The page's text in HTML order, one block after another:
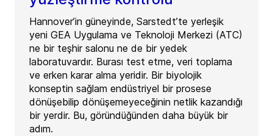
Hannover’in güneyinde, Sarstedt’te yerleşik
yeni GEA Uygulama ve Teknoloji Merkezi (ATC)
ne bir teşhir salonu ne de bir yedek
laboratuvardır. Burası test etme, veri toplama
ve erken karar alma yeridir. Bir biyolojik
konseptin sağlam endüstriyel bir prosese
dönüşebilip dönüşemeyeceğinin netlik kazandığı
bir yerdir. Bu, göründüğünden daha büyük bir
adım.